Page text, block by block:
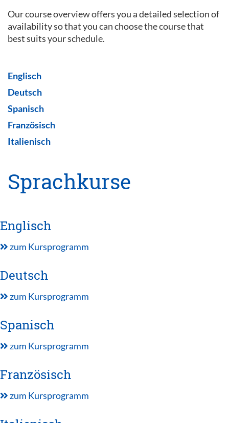
Our course overview offers you a detailed selection of
availability so that you can choose the course that
best suits your schedule.
Englisch
Deutsch
Spanisch
Französisch
Italienisch
Sprachkurse
Englisch
zum Kursprogramm
Deutsch
zum Kursprogramm
Spanisch
zum Kursprogramm
Französisch
zum Kursprogramm